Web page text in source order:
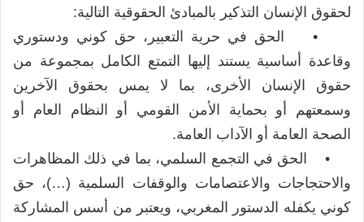
لحقوق الإنسان التذكير بالمبادئ الحقوقية التالية:
• الحق في حرية التعبير، حق كوني ودستوري
وقاعدة أساسية يستند إليها التمتع الكامل بمجموعة من
حقوق الإنسان الأخرى، بما لا يمس بحقوق الآخرين
وسمعتهم أو بحماية الأمن القومي أو النظام العام أو
الصحة العامة أو الآداب العامة.
• الحق في التجمع السلمي، بما في ذلك المظاهرات
والاحتجاجات والاعتصامات والوقفات السلمية (…)، حق
كوني يكفله الدستور المغربي، ويعتبر من أسس المشاركة